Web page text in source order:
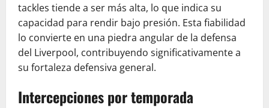
tackles tiende a ser más alta, lo que indica su
capacidad para rendir bajo presión. Esta fiabilidad
lo convierte en una piedra angular de la defensa
del Liverpool, contribuyendo significativamente a
su fortaleza defensiva general.
Intercepciones por temporada